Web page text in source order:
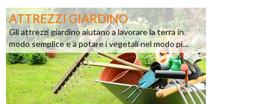
ATTREZZI GIARDINO
Gli attrezzi giardino aiutano a lavorare la terra in
modo semplice e a potare i vegetali nel modo pi...